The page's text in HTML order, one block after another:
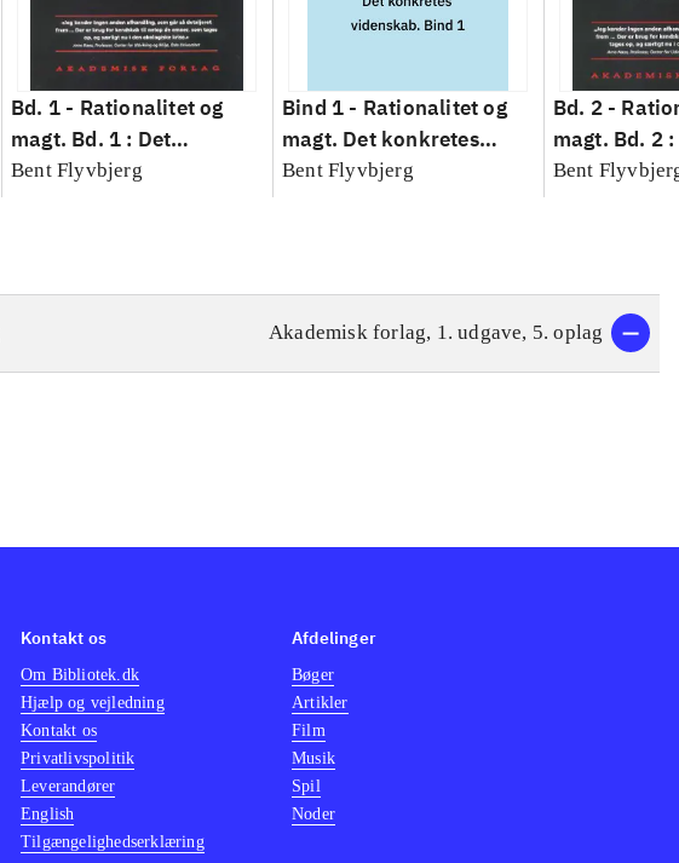
Bd. 1 - Rationalitet og
magt. Bd. 1 : Det
konkretes videnskab
Bent Flyvbjerg
Bind 1 - Rationalitet og
magt. Det konkretes
videnskab. Bind 1
Bent Flyvbjerg
Bd. 2 -
magt. Bd. 2
baseret
Bent
Akademisk forlag, 1. udgave, 5. oplag
Kontakt os
Om Bibliotek.dk
Hjælp og vejledning
Kontakt os
Privatlivspolitik
Leverandører
English
Tilgængelighedserklæring
Afdelinger
Bøger
Artikler
Film
Musik
Spil
Noder